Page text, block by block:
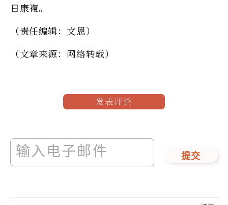
日康複。
（责任编辑：文恩）
（文章来源：网络转载）
发表评论
提交